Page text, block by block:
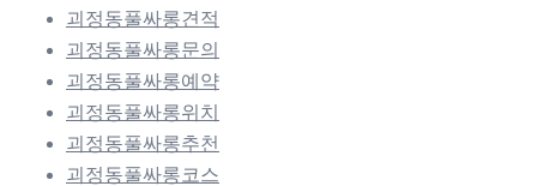
괴정동풀싸롱견적
괴정동풀싸롱문의
괴정동풀싸롱예약
괴정동풀싸롱위치
괴정동풀싸롱추천
괴정동풀싸롱코스